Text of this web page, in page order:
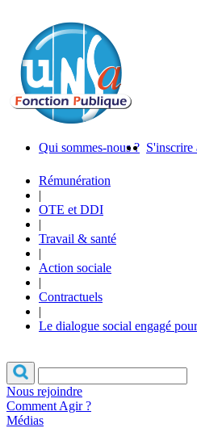
Qui sommes-nous ? S'inscrire
Rémunération
|
OTE et DDI
|
Travail & santé
|
Action sociale
|
Contractuels
|
Le dialogue social engagé
Nous rejoindre
Comment Agir ?
Médias